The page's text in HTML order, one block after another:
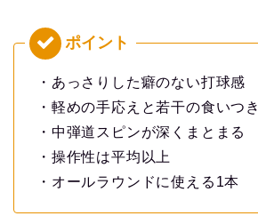
・あっさりした癖のない打球感
・軽めの手応えと若干の食いつき
・中弾道スピンが深くまとまる
・操作性は平均以上
・オールラウンドに使える1本